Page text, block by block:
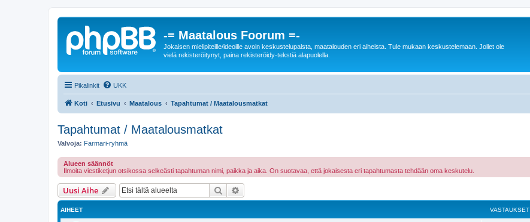
-= Maatalous Foorum =-
Jokaisen mielipiteille/ideoille avoin keskustelupalsta, maatalouden eri aiheista. Tule mukaan keskustelemaan. Jollet ole
vielä rekisteröitynyt, paina rekisteröidy-tekstiä alapuolella.
Pikalinkit UKK
Koti Etusivu Maatalous Tapahtumat / Maatalousmatkat
Tapahtumat / Maatalousmatkat
Valvoja: Farmari-ryhmä
Alueen säännöt
Ilmoita viestiketjun otsikossa selkeästi tapahtuman nimi, paikka ja aika. On suotavaa, että jokaisesta eri tapahtumasta tehdään oma keskutelu.
Uusi Aihe Etsi
AIHEET VASTAUKSET